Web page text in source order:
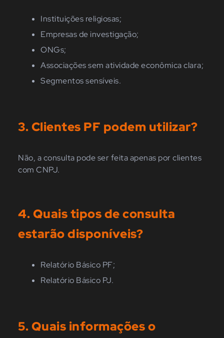
Instituições religiosas;
Empresas de investigação;
ONGs;
Associações sem atividade econômica clara;
Segmentos sensíveis.
3. Clientes PF podem utilizar?
Não, a consulta pode ser feita apenas por clientes
com CNPJ.
4. Quais tipos de consulta
estarão disponíveis?
Relatório Básico PF;
Relatório Básico PJ.
5. Quais informações o